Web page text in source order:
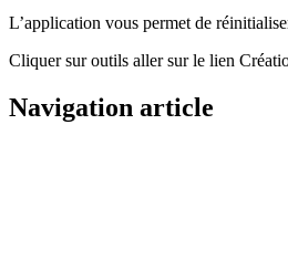
L’application vous permet de
Cliquer sur outils aller sur le lien
Navigation article